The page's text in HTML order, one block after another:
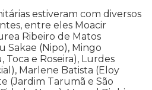
estiveram com diversos
entre eles Moacir
Ribeiro de Matos
Sakae (Nipo), Mingo
Toca e Roseira), Lurdes
Marlene Batista (Eloy
(Jardim Tarumã e São